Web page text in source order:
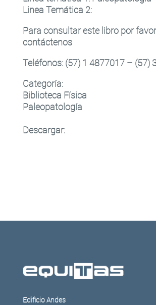
Linea Temática 2:
Para consultar este libro por favor
contáctenos
Teléfonos: (57) 1 4877017 – (57)
Categoría:
Biblioteca Física
Paleopatología
Descargar:
Edificio Andes